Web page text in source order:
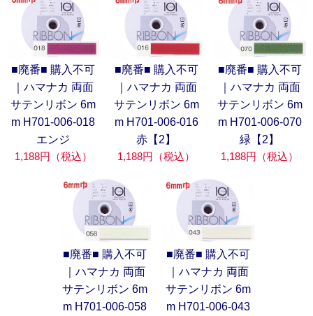
■廃番■ 購入不可
｜ハマナカ 両面
サテンリボン 6m
m H701-006-018
エンジ
1,188円（税込）
■廃番■ 購入不可
｜ハマナカ 両面
サテンリボン 6m
m H701-006-016
赤【2】
1,188円（税込）
■廃番■ 購入不可
｜ハマナカ 両面
サテンリボン 6m
m H701-006-070
緑【2】
1,188円（税込）
■廃番■ 購入不可
｜ハマナカ 両面
サテンリボン 6m
m H701-006-058
■廃番■ 購入不可
｜ハマナカ 両面
サテンリボン 6m
m H701-006-043